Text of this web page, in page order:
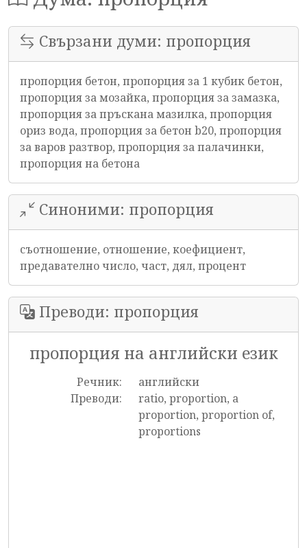
Свързани думи: пропорция
пропорция бетон, пропорция за 1 кубик бетон,
пропорция за мозайка, пропорция за замазка,
пропорция за пръскана мазилка, пропорция
ориз вода, пропорция за бетон b20, пропорция
за варов разтвор, пропорция за палачинки,
пропорция на бетона
Синоними: пропорция
съотношение, отношение, коефициент,
предавателно число, част, дял, процент
Преводи: пропорция
пропорция на английски език
Речник:
английски
Преводи:
ratio, proportion, a
proportion, proportion of,
proportions